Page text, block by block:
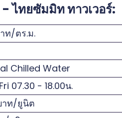
ไทยซัมมิท ทาวเวอร์:
ท/ตร.ม.
Chilled Water
07.30 - 18.00น.
าท/ยูนิต